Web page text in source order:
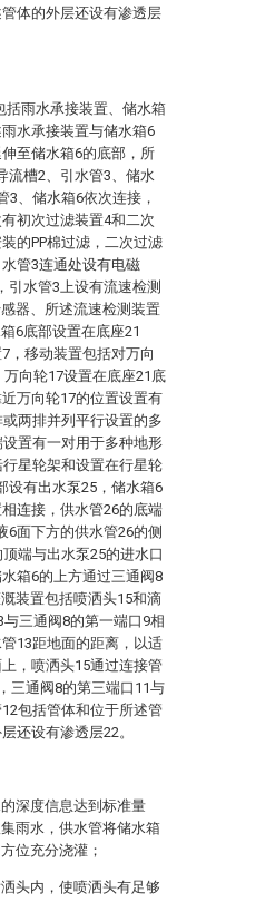
体的外层还设有渗透层
括雨水承接装置、储水箱
水承接装置与储水箱6
至储水箱6的底部，所
流槽2、引水管3、储水
3、储水箱6依次连接，
初次过滤装置4和二次
的PP棉过滤，二次过滤
管3连通处设有电磁
引水管3上设有流速检测
器、所述流速检测装置
6底部设置在底座21
，移动装置包括对万向
向轮17设置在底座21底
万向轮17的位置设置有
两排并列平行设置的多
置有一对用于多种地形
星轮架和设置在行星轮
设有出水泵25，储水箱6
连接，供水管26的底端
6面下方的供水管26的侧
端与出水泵25的进水口
箱6的上方通过三通阀8
装置包括喷洒头15和滴
三通阀8的第一端口9相
13距地面的距离，以适
，喷洒头15通过连接管
三通阀8的第三端口11与
包括管体和位于所述管
还设有渗透层22。
深度信息达到标准量
雨水，供水管将储水箱
位充分浇灌；
头内，使喷洒头有足够